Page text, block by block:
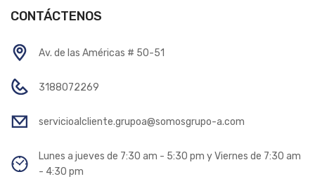
CONTÁCTENOS
Av. de las Américas # 50-51
3188072269
servicioalcliente.grupoa@somosgrupo-a.com
Lunes a jueves de 7:30 am - 5:30 pm y Viernes de 7:30 am
- 4:30 pm